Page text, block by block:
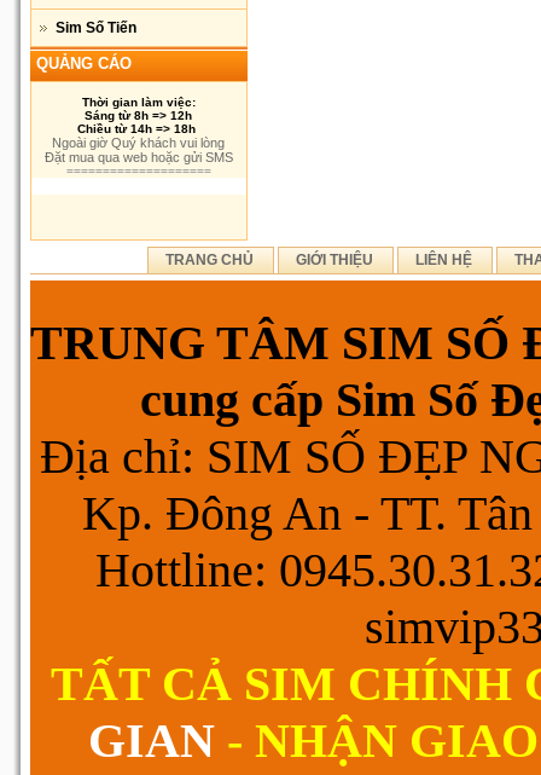
Sim Số Tiến
QUẢNG CÁO
Thời gian làm việc:
Sáng từ 8h => 12h
Chiều từ 14h => 18h
Ngoài giờ Quý khách vui lòng
Đặt mua qua web hoặc gửi SMS
====================
TRANG CHỦ GIỚI THIỆU LIÊN HỆ
TRUNG TÂM SIM SỐ
cung cấp Sim Số
Địa chỉ: SIM SỐ ĐẸP
Kp. Đông An - TT.
Hottline:
TẤT CẢ SIM CHÍNH
GIAN - NHẬN